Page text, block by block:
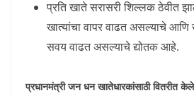
प्रति खाते सरासरी शिल्लक ठेवीत
खात्यांचा वापर वाढत असल्याचे आणि
सवय वाढत असल्याचे द्योतक आहे.
प्रधानमंत्री जन धन खातेधारकांसाठी वितरीत